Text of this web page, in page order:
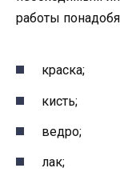
работы
краска;
кисть;
ведро;
лак;